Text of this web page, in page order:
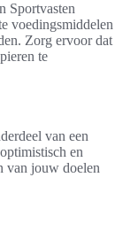
Sportvasten
voedingsmiddelen
Zorg ervoor dat
te
van een
en
van jouw doelen